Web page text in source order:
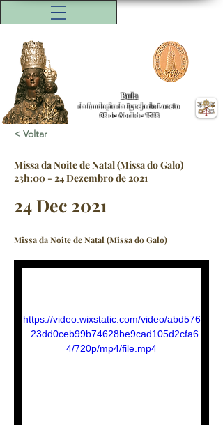
Bula
da fundação da Igreja do Loreto
08 de Abril de 1518
< Voltar
Missa da Noite de Natal (Missa do Galo)
23h:00 - 24 Dezembro de 2021
24 Dec 2021
Missa da Noite de Natal (Missa do Galo)
https://video.wixstatic.com/video/abd576
_23dd0ceb99b74628be9cad105d2cfa6
4/720p/mp4/file.mp4